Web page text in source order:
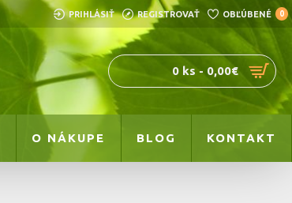
PRIHLÁSIŤ REGISTROVAŤ OBĽÚBENÉ 0
0 ks - 0,00€
O NÁKUPE BLOG KONTAKT